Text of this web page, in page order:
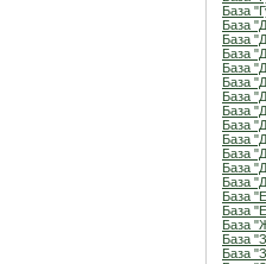
База
База
База
База
База
База
База
База
База
База
База
База
База
База
База
База
База
База